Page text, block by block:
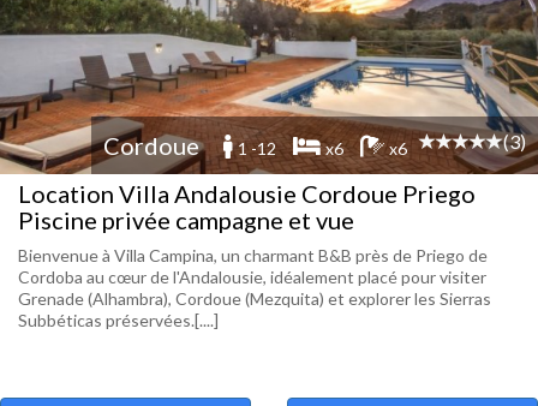
Cordoue 1 -12 x6 x6 (3)
Location Villa Andalousie Cordoue Priego
Piscine privée campagne et vue
Bienvenue à Villa Campina, un charmant B&B près de Priego de
Cordoba au cœur de l'Andalousie, idéalement placé pour visiter
Grenade (Alhambra), Cordoue (Mezquita) et explorer les Sierras
Subbéticas préservées.[....]